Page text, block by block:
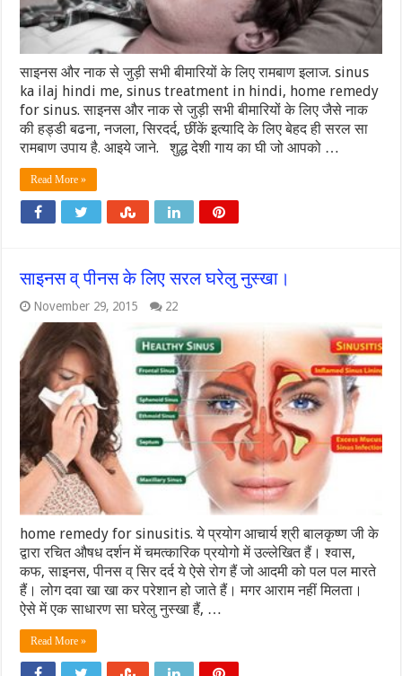
साइनस और नाक से जुड़ी सभी बीमारियों के लिए रामबाण इलाज. sinus
ka ilaj hindi me, sinus treatment in hindi, home remedy
for sinus. साइनस और नाक से जुड़ी सभी बीमारियों के लिए जैसे नाक
की हड्डी बढना, नजला, सिरदर्द, छींकें इत्यादि के लिए बेहद ही सरल सा
रामबाण उपाय है. आइये जाने. शुद्ध देशी गाय का घी जो आपको …
Read More »
साइनस व् पीनस के लिए सरल घरेलु नुस्खा।
November 29, 2015 22
home remedy for sinusitis. ये प्रयोग आचार्य श्री बालकृष्ण जी के
द्वारा रचित औषध दर्शन में चमत्कारिक प्रयोगो में उल्लेखित हैं। श्वास,
कफ, साइनस, पीनस व् सिर दर्द ये ऐसे रोग हैं जो आदमी को पल पल मारते
हैं। लोग दवा खा खा कर परेशान हो जाते हैं। मगर आराम नहीं मिलता।
ऐसे में एक साधारण सा घरेलु नुस्खा हैं, …
Read More »